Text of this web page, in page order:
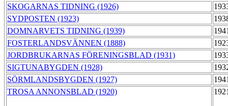
SKOGARNAS TIDNING (1926)
SYDPOSTEN (1923)
DOMNARVETS TIDNING (1939)
FOSTERLANDSVÄNNEN (1888)
JORDBRUKARNAS FÖRENINGSBLAD (1931)
SIGTUNABYGDEN (1928)
SÖRMLANDSBYGDEN (1927)
TROSA ANNONSBLAD (1920)